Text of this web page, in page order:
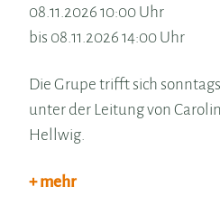
08.11.2026 10:00 Uhr
bis 08.11.2026 14:00 Uhr
Die Grupe trifft sich
unter der Leitung von
Hellwig.
+ mehr